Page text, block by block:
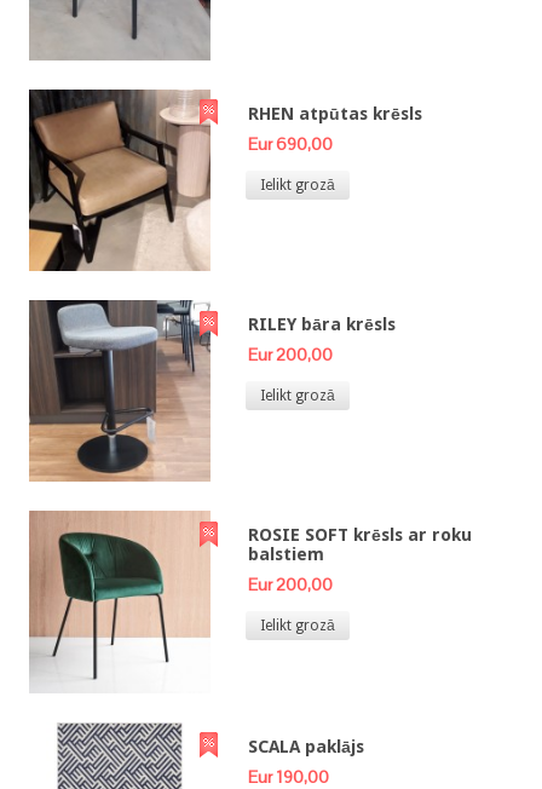
RHEN atpūtas krēsls
Eur 690,00
Ielikt grozā
RILEY bāra krēsls
Eur 200,00
Ielikt grozā
ROSIE SOFT krēsls ar roku
balstiem
Eur 200,00
Ielikt grozā
SCALA paklājs
Eur 190,00